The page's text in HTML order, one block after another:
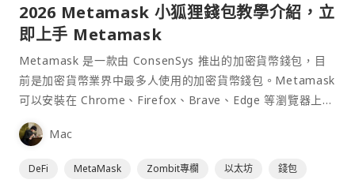
2026 Metamask 小狐狸錢包教學介紹，立
即上手 Metamask
Metamask 是一款由 ConsenSys 推出的加密貨幣錢包，目
前是加密貨幣業界中最多人使用的加密貨幣錢包。Metamask
可以安裝在 Chrome、Firefox、Brave、Edge 等瀏覽器上作
為插件使用，具備許多功能且使用上非常方便。
Mac
DeFi MetaMask Zombit專欄 以太坊 錢包